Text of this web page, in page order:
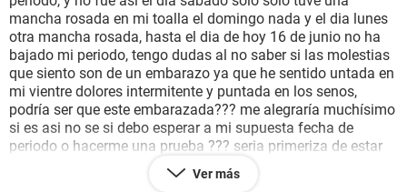
SEXUALIDAD
GLOSARIO
mancha rosada en mi toalla el domingo nada y el dia lunes
otra mancha rosada, hasta el dia de hoy 16 de junio no ha
bajado mi periodo, tengo dudas al no saber si las molestias
que siento son de un embarazo ya que he sentido untada en
mi vientre dolores intermitente y puntada en los senos,
podría ser que este embarazada??? me alegraría muchísimo
si es asi no se si debo esperar a mi supuesta fecha de
periodo o hacerme una prueba ??? seria primeriza de estar
embarazada no tengo antojos ni mareos, aparte de los
dolores he notado que si hago un movimiento repentino
Ver más